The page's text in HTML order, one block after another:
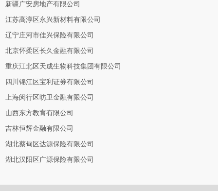
新疆广安房地产有限公司
江苏高淳区永兴新材料有限公司
辽宁庄河市佳兴保险有限公司
北京怀柔区长久金融有限公司
重庆江北区天成生物科技集团有限公司
四川锦江区宝利证券有限公司
上海闵行区昉卫金融有限公司
山西东方教育有限公司
吉林恒辉金融有限公司
湖北蔡甸区达源保险有限公司
湖北汉阳区广源保险有限公司